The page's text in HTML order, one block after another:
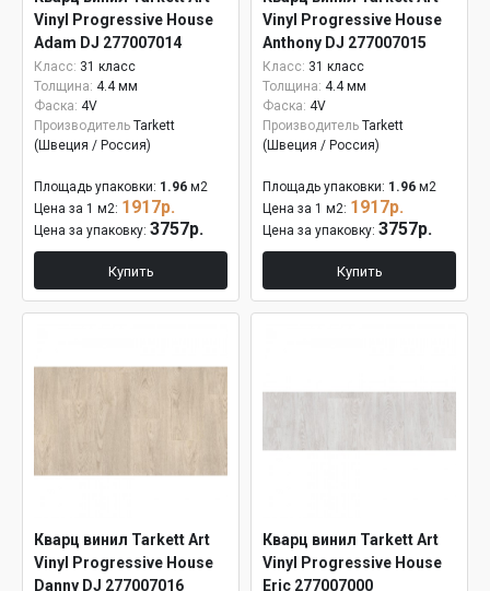
Vinyl Progressive House
Adam DJ 277007014
Класс: 31 класс
Толщина: 4.4 мм
Фаска: 4V
Производитель Tarkett
(Швеция / Россия)
Площадь упаковки: 1.96 м2
Цена за 1 м2: 1917р.
Цена за упаковку: 3757р.
Купить
Vinyl Progressive House
Anthony DJ 277007015
Класс: 31 класс
Толщина: 4.4 мм
Фаска: 4V
Производитель Tarkett
(Швеция / Россия)
Площадь упаковки: 1.96 м2
Цена за 1 м2: 1917р.
Цена за упаковку: 3757р.
Купить
Кварц винил Tarkett Art
Vinyl Progressive House
Danny DJ 277007016
Кварц винил Tarkett Art
Vinyl Progressive House
Eric 277007000